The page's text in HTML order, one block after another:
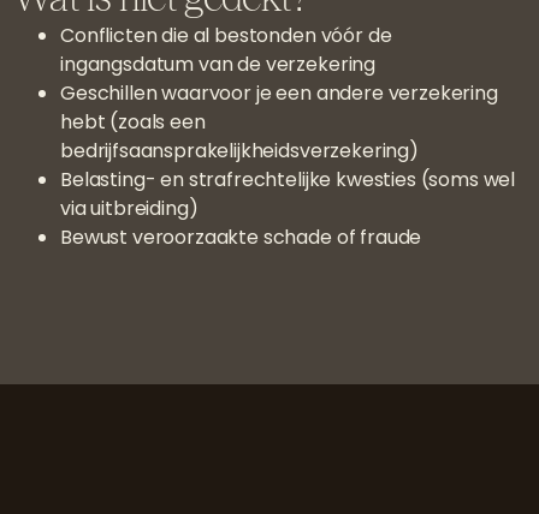
Conflicten die al bestonden vóór de
ingangsdatum van de verzekering
Geschillen waarvoor je een andere verzekering
hebt (zoals een
bedrijfsaansprakelijkheidsverzekering)
Belasting- en strafrechtelijke kwesties (soms wel
via uitbreiding)
Bewust veroorzaakte schade of fraude